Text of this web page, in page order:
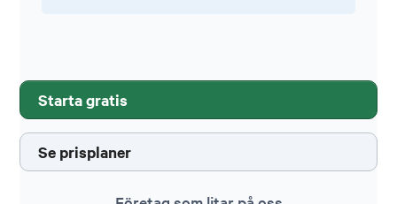
Starta gratis
Se prisplaner